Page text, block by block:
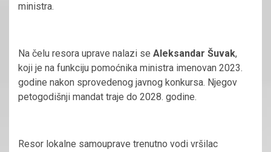
ministra.
Na čelu resora uprave nalazi se Aleksandar Šuvak,
koji je na funkciju pomoćnika ministra imenovan 2023.
godine nakon sprovedenog javnog konkursa. Njegov
petogodišnji mandat traje do 2028. godine.
Resor lokalne samouprave trenutno vodi vršilac